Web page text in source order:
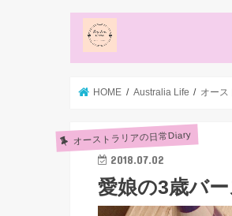
HOME Australia Life オース
オーストラリアの日常Diary
2018.07.02
愛娘の3歳バ